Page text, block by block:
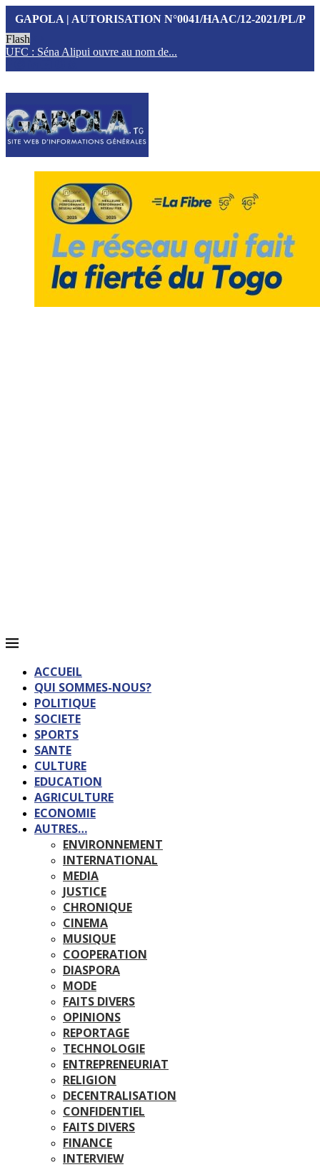
GAPOLA | AUTORISATION N°0041/HAAC/12-2021/PL/P
Flash
UFC : Séna Alipui ouvre au nom de...
ACCUEIL
QUI SOMMES-NOUS?
POLITIQUE
SOCIETE
SPORTS
SANTE
CULTURE
EDUCATION
AGRICULTURE
ECONOMIE
AUTRES…
ENVIRONNEMENT
INTERNATIONAL
MEDIA
JUSTICE
CHRONIQUE
CINEMA
MUSIQUE
COOPERATION
DIASPORA
MODE
FAITS DIVERS
OPINIONS
REPORTAGE
TECHNOLOGIE
ENTREPRENEURIAT
RELIGION
DECENTRALISATION
CONFIDENTIEL
FAITS DIVERS
FINANCE
INTERVIEW